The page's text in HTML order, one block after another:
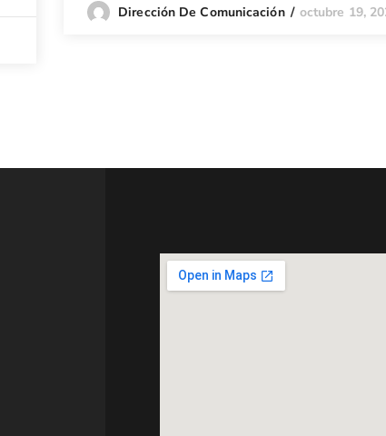
Dirección De Comunicación octubre 19,